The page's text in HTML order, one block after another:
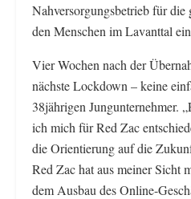
Nahversorgungsbetrieb für die
den Menschen im Lavanttal
Vier Wochen nach der
nächste Lockdown – keine
38jährigen Jungunternehmer.
ich mich für Red Zac
die Orientierung auf die
Red Zac hat aus meiner Sicht
dem Ausbau des Online-